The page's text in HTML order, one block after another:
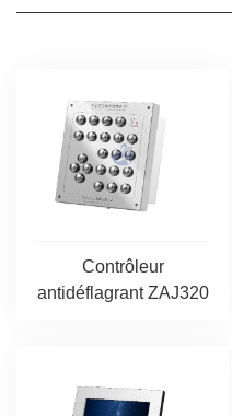
Contrôleur
antidéflagrant ZAJ320